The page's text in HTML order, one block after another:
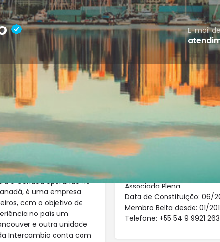
E-mail
Perfil Franquias 8 Fale Conosco
Compartilhar Enviar um E-mail Website
o Canadá operando no
é uma empresa
com o objetivo de
no país um
e outra unidade
Intercambio conta com
Associada Plena
Data de Constituição: 06/
Membro Belta desde: 01/
Telefone: +55 54 9 9921